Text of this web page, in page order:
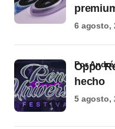
6 agosto,
Oppo
hecho
por
5 agosto,